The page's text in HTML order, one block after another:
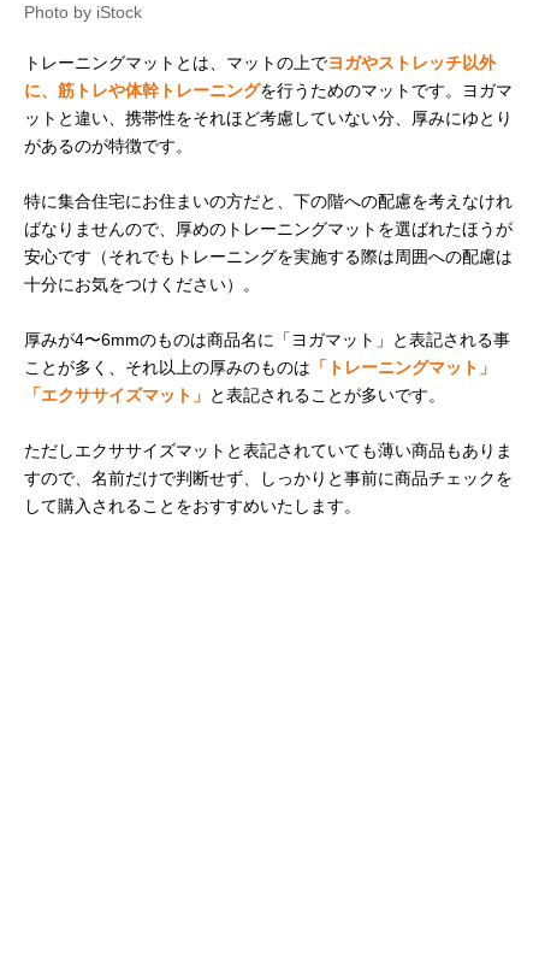
Photo by iStock
トレーニングマットとは、マットの上でヨガやストレッチ以外
に、筋トレや体幹トレーニングを行うためのマットです。ヨガマ
ットと違い、携帯性をそれほど考慮していない分、厚みにゆとり
があるのが特徴です。
特に集合住宅にお住まいの方だと、下の階への配慮を考えなけれ
ばなりませんので、厚めのトレーニングマットを選ばれたほうが
安心です（それでもトレーニングを実施する際は周囲への配慮は
十分にお気をつけください）。
厚みが4〜6mmのものは商品名に「ヨガマット」と表記される事
ことが多く、それ以上の厚みのものは 「トレーニングマット」
「エクササイズマット」 と表記されることが多いです。
ただしエクササイズマットと表記されていても薄い商品もありま
すので、名前だけで判断せず、しっかりと事前に商品チェックを
して購入されることをおすすめいたします。